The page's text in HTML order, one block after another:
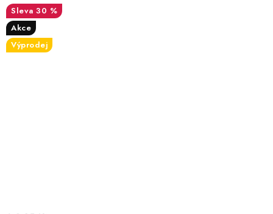
30 %
Akce
Výprodej